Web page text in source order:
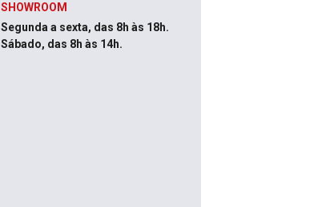
SHOWROOM
Segunda a sexta, das 8h às 18h.
Sábado, das 8h às 14h.